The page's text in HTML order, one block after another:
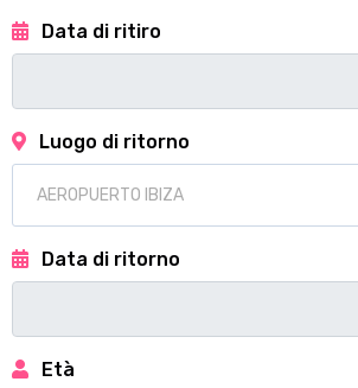
Data di ritiro
Luogo di ritorno
Data di ritorno
Età